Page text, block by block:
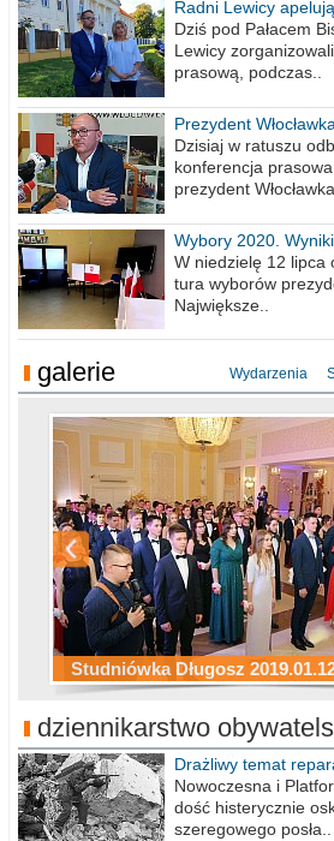
Radni Lewicy
Wiesława Meringa
Dziś pod Pałacem
Lewicy
prasową, podczas..
Prezydent
nie obrażajmy się”
Dzisiaj w ratuszu
konferencja
prezydent Włocławka..
Wybory 2020.
procent obwodów
W niedzielę 12 lipca
tura wyborów
Największe..
galerie Wydarzenia
Studniówka Długosz
ZS Budowlanych 2019.01.12
Studniówka LZK 2019.01.11
Studniówka Kopernik
Studniówka LMK 2019.01.05
Studniówka ZS
2019.01.05
dziennikarstwo
Drażliwy temat
berlińska
Nowoczesna i
dość histerycznie
szeregowego posła..